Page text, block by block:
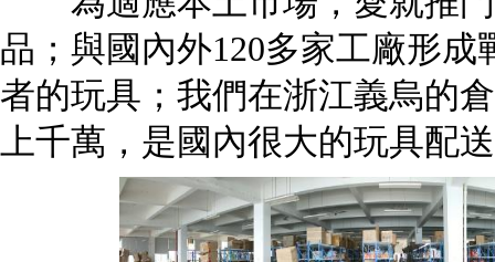
品；與國內外120多家工廠形
者的玩具；我們在浙江義烏的
上千萬，是國內很大的玩具配